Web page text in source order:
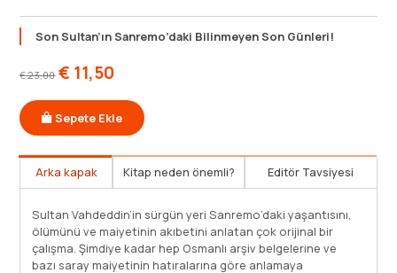
Son Sultan’ın Sanremo’daki Bilinmeyen Son Günleri!
€23,00 € 11,50
Sepete Ekle
Arka kapak Kitap neden önemli? Editör Tavsiyesi
İLK DEFA YAYINLANAN BELGELERLE SON
BİLİNMEYEN YILLARI… “Eğer Sanremo Devlet
bir tomar rastgele derlenmiş adli belge ile
6,35 mm’lik kullanılmış bir mermi içeren mavi zarfı
Sultan
ölümünü ve
çalışma.